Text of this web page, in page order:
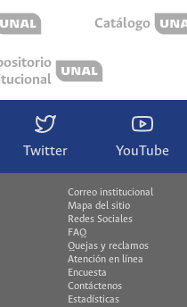
Catálogo
Twitter YouTube
Correo institucional
Mapa del sitio
Redes Sociales
FAQ
Quejas y reclamos
Atención en línea
Encuesta
Contáctenos
Estadísticas